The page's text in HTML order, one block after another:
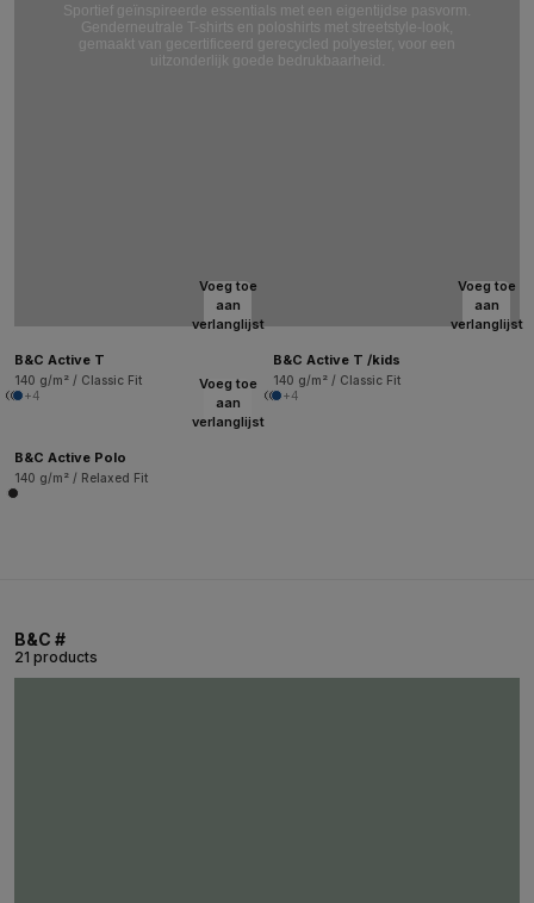
Sportief geïnspireerde essentials met een eigentijdse pasvorm.
Genderneutrale T-shirts en poloshirts met streetstyle-look,
gemaakt van gecertificeerd gerecycled polyester, voor een
uitzonderlijk goede bedrukbaarheid.
Voeg toe
aan
verlanglijst
B&C Active T
140 g/m² / Classic Fit
+4
Voeg toe
aan
verlanglijst
B&C Active T /kids
140 g/m² / Classic Fit
+4
Voeg toe
aan
verlanglijst
B&C Active Polo
140 g/m² / Relaxed Fit
B&C #
21 products